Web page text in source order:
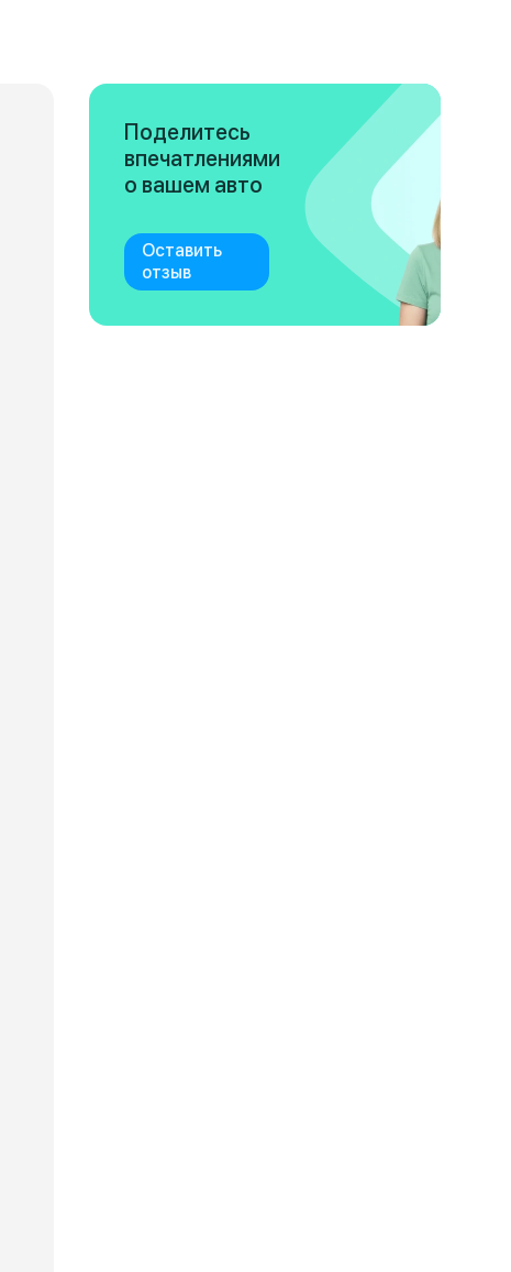
Поделитесь
впечатлениями
о вашем авто
Оставить
отзыв